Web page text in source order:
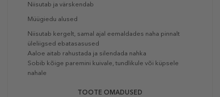
Niisutab ja värskendab
Müügiedu alused
Niisutab kergelt, samal ajal eemaldades naha pinnalt
üleliigsed ebatasasused
Aaloe aitab rahustada ja silendada nahka
Sobib kõige paremini kuivale, tundlikule või küpsele
nahale
TOOTE OMADUSED